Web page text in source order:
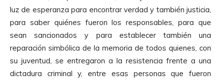
luz de esperanza para encontrar verdad y también justicia,
para saber quiénes fueron los responsables, para que
sean sancionados y para establecer también una
reparación simbólica de la memoria de todos quienes, con
su juventud, se entregaron a la resistencia frente a una
dictadura criminal y, entre esas personas que fueron